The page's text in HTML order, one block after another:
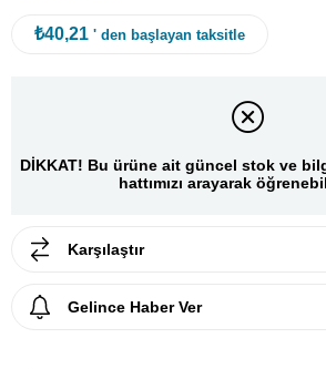
₺40,21 ' den başlayan taksitle
DİKKAT! Bu ürüne ait güncel stok ve
hattımızı arayarak
Karşılaştır
Gelince Haber Ver